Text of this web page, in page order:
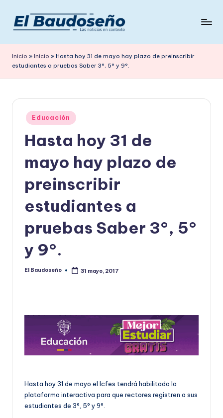
Saltar
contenido
e
ri
d
en
Inicio » Inicio » Hasta hoy 31 de mayo hay plazo de preinscribir
estudiantes a pruebas Saber 3°, 5° y 9°.
Publicado
en
Educación
Hasta hoy 31 de
mayo hay plazo de
preinscribir
estudiantes a
pruebas Saber 3°, 5°
y 9°.
Publicado
El Baudoseño 31 mayo, 2017
Hasta hoy 31 de mayo el Icfes tendrá habilitada la
plataforma interactiva para que rectores registren a sus
estudiantes de 3°, 5° y 9°.